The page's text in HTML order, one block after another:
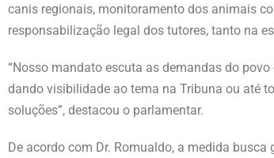
canis regionais, monitoramento dos animais
responsabilização legal dos tutores, tanto na
“Nosso mandato escuta as demandas do
dando visibilidade ao tema na Tribuna ou até
soluções”, destacou o parlamentar.
De acordo com Dr. Romualdo, a medida